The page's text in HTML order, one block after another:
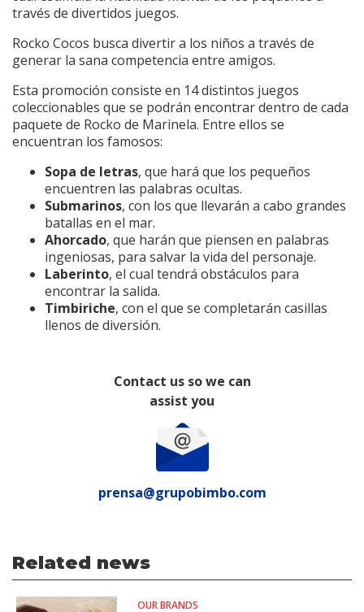
través de divertidos juegos.
Rocko Cocos busca divertir a los niños a través de
generar la sana competencia entre amigos.
Esta promoción consiste en 14 distintos juegos
coleccionables que se podrán encontrar dentro de cada
paquete de Rocko de Marinela. Entre ellos se
encuentran los famosos:
Sopa de letras, que hará que los pequeños
encuentren las palabras ocultas.
Submarinos, con los que llevarán a cabo grandes
batallas en el mar.
Ahorcado, que harán que piensen en palabras
ingeniosas, para salvar la vida del personaje.
Laberinto, el cual tendrá obstáculos para
encontrar la salida.
Timbiriche, con el que se completarán casillas
llenos de diversión.
Contact us so we can
assist you
prensa@grupobimbo.com
Related news
OUR BRANDS